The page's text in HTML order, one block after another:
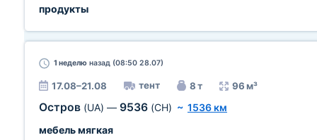
продукты
1 неделю назад (08:50 28.07)
17.08–21.08 тент 8 т 96 м³
Остров (UA) — 9536 (CH) ~ 1536 км
мебель мягкая